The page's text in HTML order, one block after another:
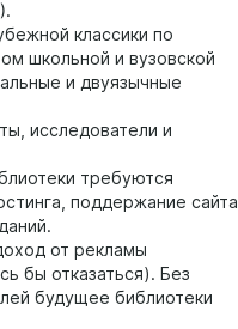
классики по
школьной и вузовской
и двуязычные
исследователи и
требуются
поддержание сайта
от рекламы
бы отказаться). Без
будущее библиотеки